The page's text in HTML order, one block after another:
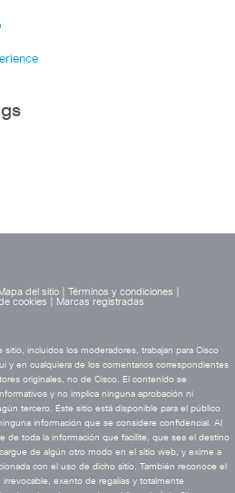
Mapa del sitio Términos y condiciones
cookies
Marcas registradas
incluidos los moderadores, trabajan para Cisco
y en cualquiera de los comentarios correspondientes
originales, no de Cisco. El contenido se
y no implica ninguna aprobación ni
tercero. Este sitio está disponible para el público
información que se considere confidencial. Al
de toda la información que facilite, que sea el destino
de algún otro modo en el sitio web, y exime a
con el uso de dicho sitio. También reconoce el
exento de regalías y totalmente